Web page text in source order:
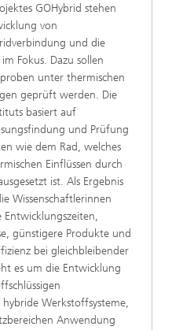
GOHybrid stehen
von
und die
Fokus. Dazu sollen
unter thermischen
geprüft werden. Die
basiert auf
und Prüfung
wie dem Rad, welches
Einflüssen durch
ist. Als Ergebnis
Wissenschaftlerinnen
Entwicklungszeiten,
günstigere Produkte und
bei gleichbleibender
es um die Entwicklung
Werkstoffsysteme,
Anwendung